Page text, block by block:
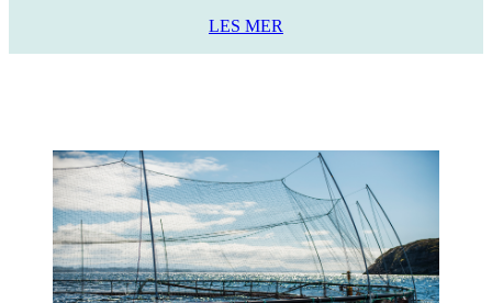
LES MER